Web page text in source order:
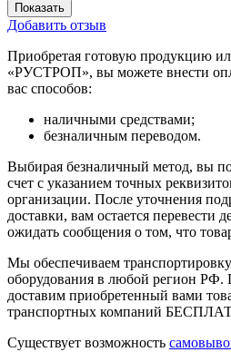
Показать
Добавить отзыв
Приобретая готовую продукцию
«РУСТРОП», вы можете внести
вас способов:
наличными средствами;
безналичным переводом.
Выбирая безналичный метод, вы
счет с указанием точных
организации. После уточнения
доставки, вам остается перевести
ожидать сообщения о том, что
Мы обеспечиваем
оборудования в любой регион
доставим приобретенный вами
транспортных компаний
Существует возможность